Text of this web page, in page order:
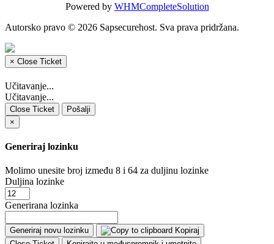
Powered by WHMCompleteSolution
Autorsko pravo © 2026 Sapsecurehost. Sva prava pridržana.
× Close Ticket
Učitavanje...
Učitavanje...
Close Ticket
Pošalji
×
Generiraj lozinku
Molimo unesite broj između 8 i 64 za duljinu lozinke
Duljina lozinke
Generirana lozinka
Generiraj novu lozinku
Kopiraj